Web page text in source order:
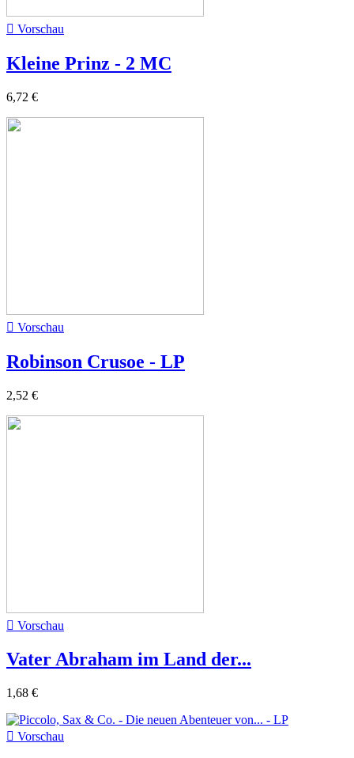
 Vorschau
Kleine Prinz - 2 MC
6,72 €
 Vorschau
Robinson Crusoe - LP
2,52 €
 Vorschau
Vater Abraham im Land der...
1,68 €
 Vorschau